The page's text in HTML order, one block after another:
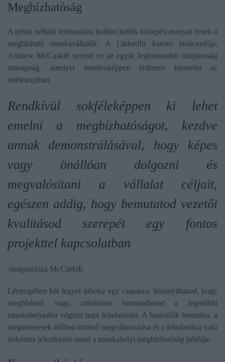
Megbízhatóság
A példa nélküli felmondási hullám kellős közepén aranyat érnek a
megbízható munkavállalók. A LinkedIn karrier tanácsadója,
Andrew McCaskill szerint ez az egyik legfontosabb tulajdonság
manapság, amelyet mindenképpen érdemes kiemelni az
önéletrajzban.
Rendkívül sokféleképpen ki lehet
emelni a megbízhatóságot, kezdve
annak demonstrálásával, hogy képes
vagy önállóan dolgozni és
megvalósítani a vállalat céljait,
egészen addig, hogy bemutatod vezetői
kvalitásod szerepét egy fontos
projekttel kapcsolatban
-magyarázza McCaskill.
Lényegében két legyet üthetsz egy csapásra: bizonyíthatod, hogy
megbízható vagy, miközben bemutathatod a legutóbbi
munkahelyeden végzett napi feladataidat. A határidők betartása, a
megkeresések időben történő megválaszolása és a feladatokra való
önkéntes jelentkezés mind a munkahelyi megbízhatóság példája.